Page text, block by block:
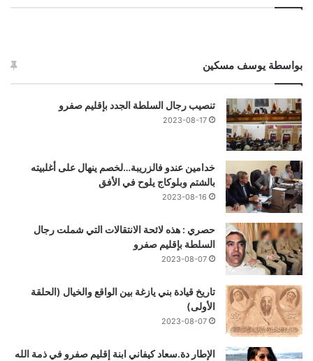
بواسطة يوسف مسكين
تنصيب رجال السلطة الجدد بإقليم صفرو
2023-08-17
خدامين عندو فالزريبة…لخصم ينهال على أغلبيته
بالشتم وبلوكاج يلوح في الأفق
2023-08-16
حصري : هذه لائحة الانتقالات التي شملت رجال
السلطة بإقليم صفرو
2023-08-07
تاريخ قيادة بني يازغة بين الواقع والخيال (الحلقة
الأولى)
2023-08-07
الإطار دة.سعاد كيفاني ابنة إقليم صفرو في ذمة الله